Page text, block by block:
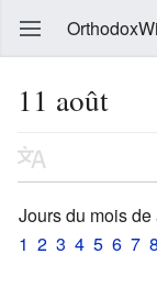
11 août
Jours du mois de
1 2 3 4 5 6 7 8